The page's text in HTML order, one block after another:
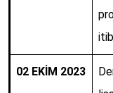
02 EKİM 2023